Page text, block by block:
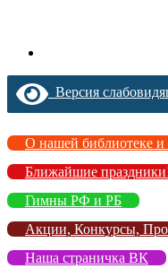
Версия
О нашей библиотеке и
Ближайшие
Гимны РФ и РБ
Акции, Конкурсы,
Наша страничка ВК